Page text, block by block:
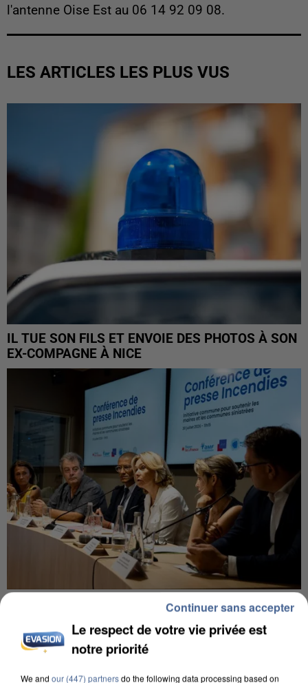
l'antenne Oise Est au 06 14 92 09 08.
LES ARTICLES LES PLUS VUS
IL TUE SON FILS ET ENVOIE DES PHOTOS À SON
EX-COMPAGNE À NICE
INCENDIES : L’ÎLE-DE-FRANCE LANCE UN ÉLAN
Le respect de votre vie privée est
notre priorité
We and our (447) partnersdo the following data processing based on
Continuer sans accepter